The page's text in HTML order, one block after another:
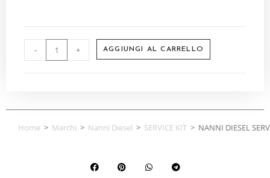
- + AGGIUNGI AL CARRELLO
Home > Marchi > Nanni Diesel > SERVICE KIT > NANNI DIESEL